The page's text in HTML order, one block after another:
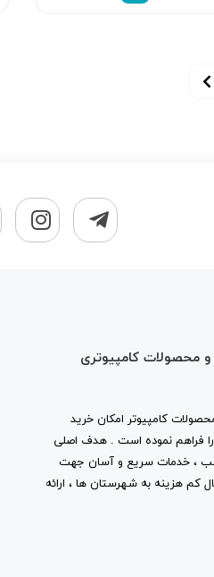
محصولات کامپیوتری
کامپیوتر امکان خرید
را فراهم نموده است . هدف اصلی
، خدمات سریع و آسان جهت
کم هزینه به شهرستان ها ، ارائه